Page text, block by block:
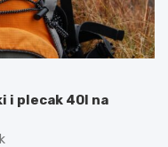
i plecak 40l na